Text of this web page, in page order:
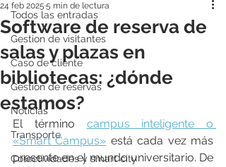
Todos las entradas
Gestion de visitantes
Caso de cliente
Gestión de reservas
Noticias
Transporte
Colectividades y smart city
Software de reserva de
salas y plazas en
bibliotecas: ¿dónde
estamos?
24 feb 2025 5 min de lectura
El término campus inteligente o
«Smart Campus» está cada vez más
presente en el mundo universitario. De